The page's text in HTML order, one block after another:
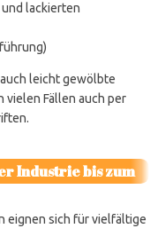
lackierten
leicht gewölbte
vielen Fällen auch per
Industrie bis zum
eignen sich für vielfältige